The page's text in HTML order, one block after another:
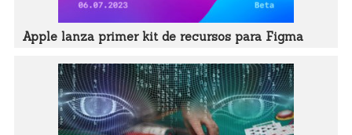
Apple lanza primer kit de recursos para Figma